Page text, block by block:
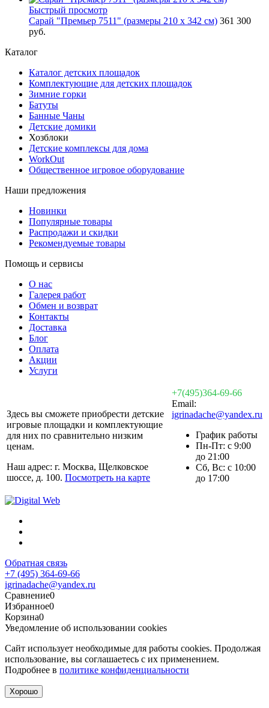
Быстрый просмотр
Сарай "Премьер 7511" (размеры 210 х 342 см) 361 300
руб.
Каталог
Каталог детских площадок
Комплектующие для детских площадок
Зимние горки
Батуты
Банные Чаны
Детские домики
Хозблоки
Детские комплексы для дома
WorkOut
Общественное игровое оборудование
Наши предложения
Новинки
Популярные товары
Распродажи и скидки
Рекомендуемые товары
Помощь и сервисы
О нас
Галерея работ
Обмен и возврат
Контакты
Доставка
Блог
Оплата
Акции
Услуги
Здесь вы сможете приобрести детские
игровые площадки и комплектующие
для них по сравнительно низким
ценам.
Наш адрес: г. Москва, Щелковское
шоссе, д. 100. Посмотреть на карте
+7(495)364-69-66
Email:
igrinadache@yandex.ru
График работы
Пн-Пт: с 9:00
до 21:00
Сб, Вс: с 10:00
до 17:00
Обратная связь
+7 (495) 364-69-66
igrinadache@yandex.ru
Сравнение0
Избранное0
Корзина0
Уведомление об использовании cookies
Сайт использует необходимые для работы cookies. Продолжая
использование, вы соглашаетесь с их применением.
Подробнее в политике конфиденциальности
Хорошо